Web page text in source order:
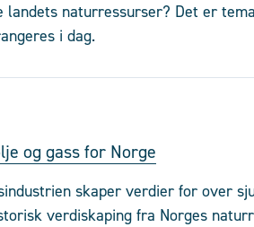
naturressurser? Det er
i dag.
og gass for Norge
skaper verdier for over
verdiskaping fra Norges